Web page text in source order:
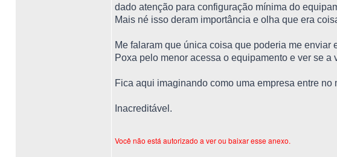
dado atenção para configuração mínima do
Mais né isso deram importância e olha que era
Me falaram que única coisa que poderia me
Poxa pelo menor acessa o equipamento e ver se
Fica aqui imaginando como uma empresa entre
Inacreditável.
Você não está autorizado a ver ou baixar esse anexo.